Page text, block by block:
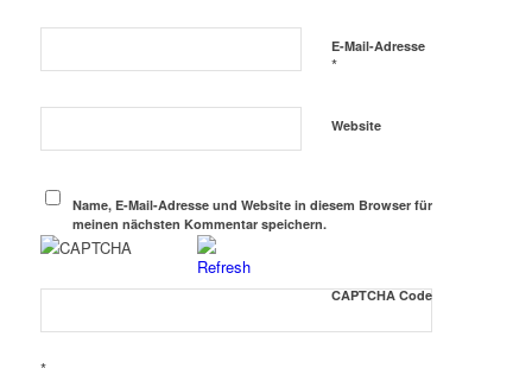
E-Mail-Adresse
*
Website
Name, E-Mail-Adresse und Website in diesem Browser für
meinen nächsten Kommentar speichern.
CAPTCHA Code
*